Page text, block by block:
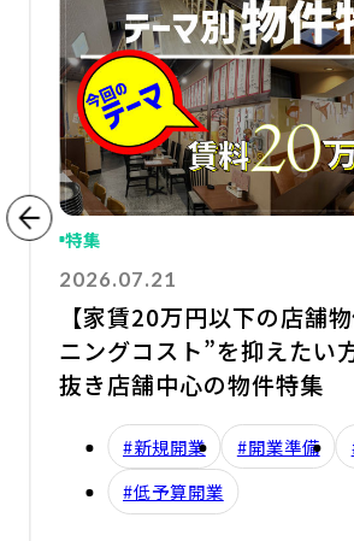
特集
2026.07.21
【家賃20万円以下の店舗
ニングコスト”を抑えたい
抜き店舗中心の物件特集
#新規開業 #開業準備
#低予算開業